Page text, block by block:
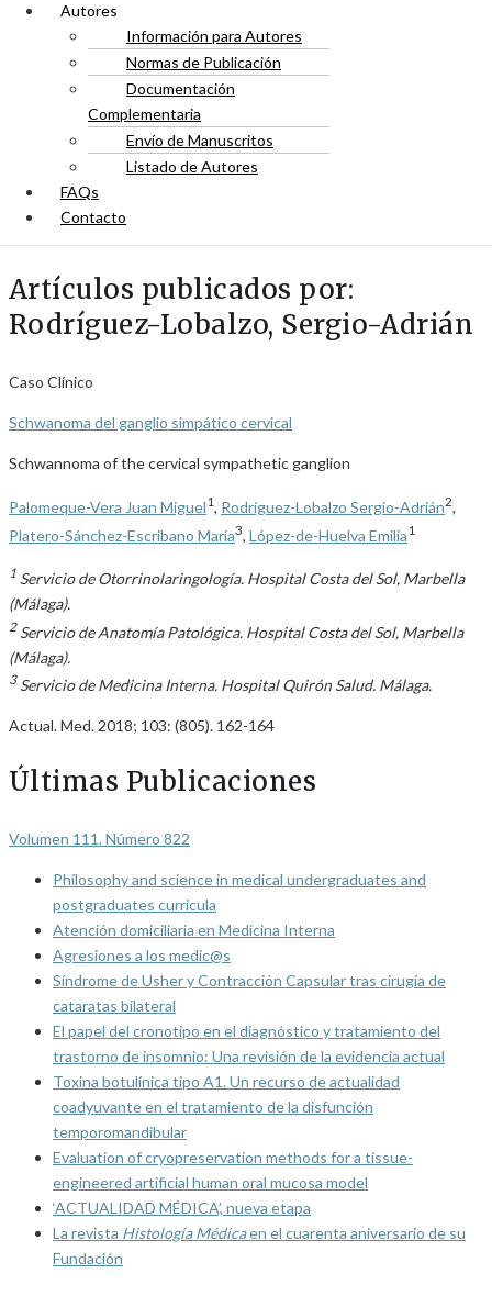
Autores
Información para Autores
Normas de Publicación
Documentación
Complementaria
Envío de Manuscritos
Listado de Autores
FAQs
Contacto
Artículos publicados por:
Rodríguez-Lobalzo, Sergio-Adrián
Caso Clínico
Schwanoma del ganglio simpático cervical
Schwannoma of the cervical sympathetic ganglion
Palomeque-Vera Juan Miguel1, Rodríguez-Lobalzo Sergio-Adrián2,
Platero-Sánchez-Escribano María3 López-de-Huelva Emilia1
1 Servicio de Otorrinolaringología. Hospital Costa del Sol, Marbella
(Málaga).
2Servicio de Anatomía Patológica. Hospital Costa del Sol, Marbella
(Málaga).
3Servicio de Medicina Interna. Hospital Quirón Salud. Málaga.
Actual. Med. 2018; 103: (805). 162-164
Últimas Publicaciones
Volumen 111. Número 822
Philosophy and science in medical undergraduates and
postgraduates curricula
Atención domiciliaria en Medicina Interna
Agresiones a los medic@s
Síndrome de Usher y Contracción Capsular tras cirugía de
cataratas bilateral
El papel del cronotipo en el diagnóstico y tratamiento del
trastorno de insomnio: Una revisión de la evidencia actual
Toxina botulínica tipo A1. Un recurso de actualidad
coadyuvante en el tratamiento de la disfunción
temporomandibular
Evaluation of cryopreservation methods for a tissue-
engineered artificial human oral mucosa model
‘ACTUALIDAD MÉDICA’, nueva etapa
La revista Histología Médicaen el cuarenta aniversario de su
Fundación